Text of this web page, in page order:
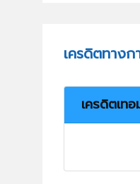
เครดิตทาง
เครดิตเท